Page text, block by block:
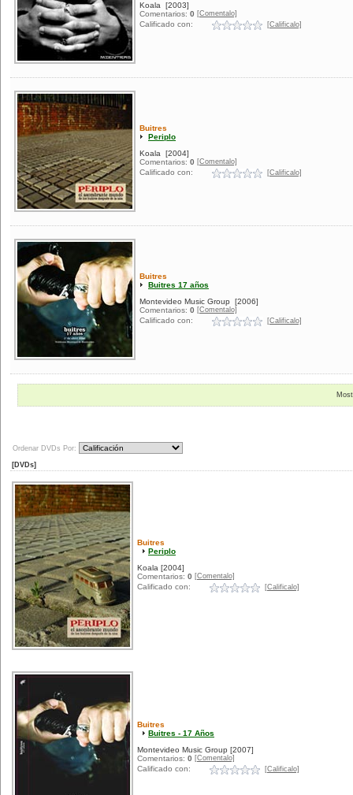
Koala
[2003]
Comentarios: 0 [Comentalo]
Calificado con: [Calificalo]
Buitres
Periplo
Koala
[2004]
Comentarios: 0 [Comentalo]
Calificado con: [Calificalo]
Buitres
Buitres 17 años
Montevideo Music Group
[2006]
Comentarios: 0 [Comentalo]
Calificado con: [Calificalo]
Ordenar DVDs Por:
[DVDs]
Buitres
Periplo
Koala [2004]
Comentarios: 0 [Comentalo]
Calificado con: [Calificalo]
Buitres
Buitres - 17 Años
Montevideo Music Group [2007]
Comentarios: 0 [Comentalo]
Calificado con: [Calificalo]